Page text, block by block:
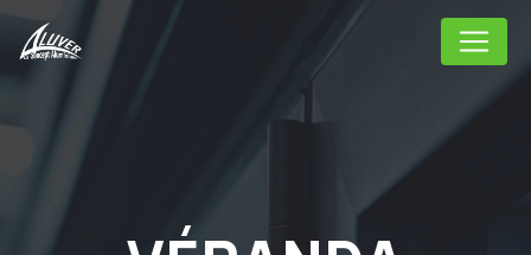
Panneau de gestion des cookies